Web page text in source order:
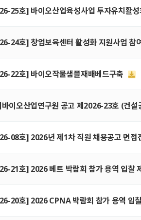
25호] 바이오산업육성사업 투자유치활
24호] 창업보육센터 활성화 지원사업 참
22호] 바이오작물샘플재배베드구축
이오산업연구원 공고 제2026-23호 (건
08호] 2026년 제1차 직원 채용공고 면접
21호] 2026 베트 박람회 참가 용역 입찰
20호] 2026 CPNA 박람회 참가 용역 입